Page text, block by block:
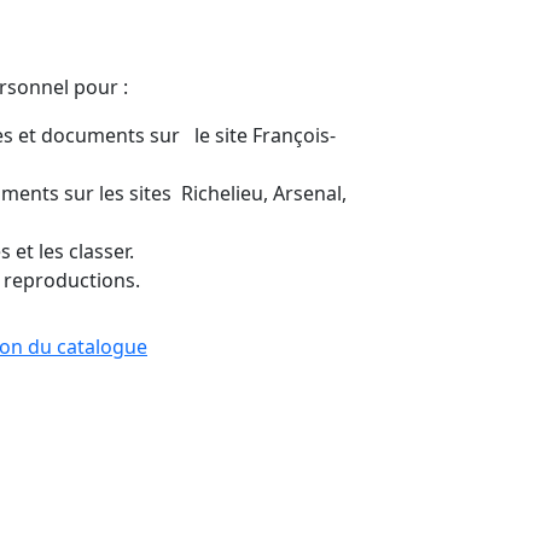
pour :
et documents sur le site François-
sur les sites Richelieu, Arsenal,
et les classer.
du catalogue